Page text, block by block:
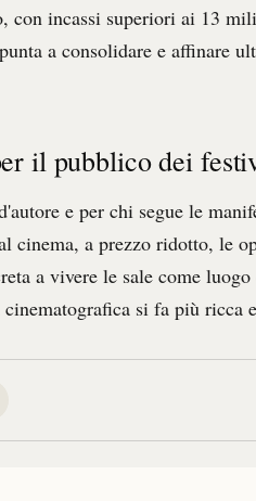
con incassi superiori ai 13
a consolidare e affinare
il pubblico dei
e per chi segue le
cinema, a prezzo ridotto, le
a vivere le sale come
si fa più ricca